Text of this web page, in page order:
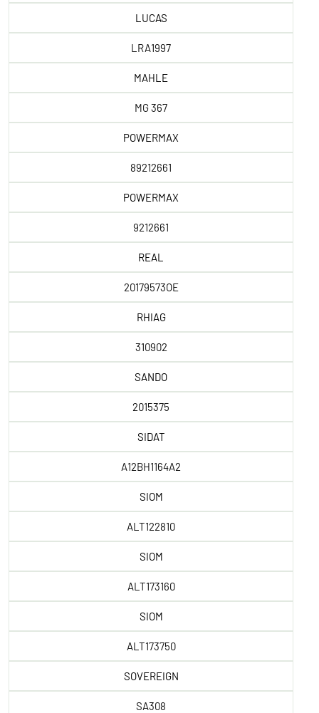
LUCAS
LRA1997
MAHLE
MG 367
POWERMAX
89212661
POWERMAX
9212661
REAL
20179573OE
RHIAG
310902
SANDO
2015375
SIDAT
A12BH1164A2
SIOM
ALT122810
SIOM
ALT173160
SIOM
ALT173750
SOVEREIGN
SA308